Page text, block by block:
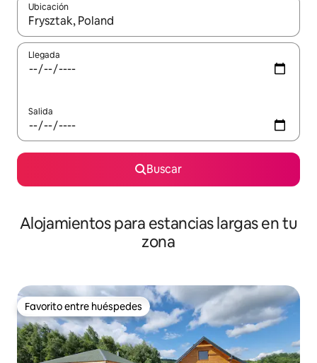
Ubicación
Cuando los resultados estén disponibles, podrás navegar
Llegada
Salida
Buscar
Alojamientos para estancias largas en tu
zona
Favorito entre huéspedes
Favorito entre huéspedes